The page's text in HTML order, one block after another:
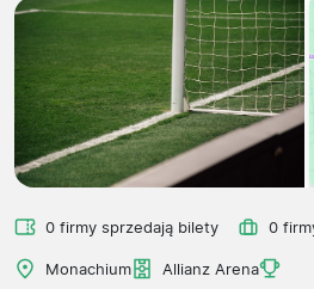
0 firmy sprzedają bilety 0
Monachium Allianz Arena